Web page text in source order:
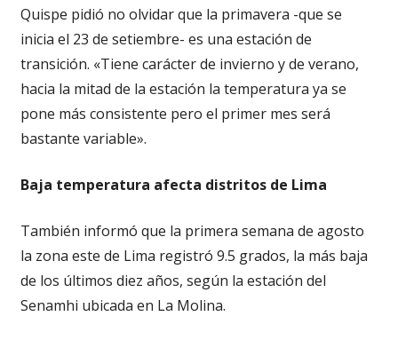
Quispe pidió no olvidar que la primavera -que se
inicia el 23 de setiembre- es una estación de
transición. «Tiene carácter de invierno y de verano,
hacia la mitad de la estación la temperatura ya se
pone más consistente pero el primer mes será
bastante variable».
Baja temperatura afecta distritos de Lima
También informó que la primera semana de agosto
la zona este de Lima registró 9.5 grados, la más baja
de los últimos diez años, según la estación del
Senamhi ubicada en La Molina.